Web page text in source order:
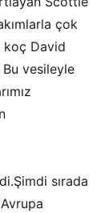
çok
koç David
vesileyle
sırada